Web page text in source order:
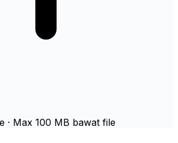
· Max 100 MB bawat file